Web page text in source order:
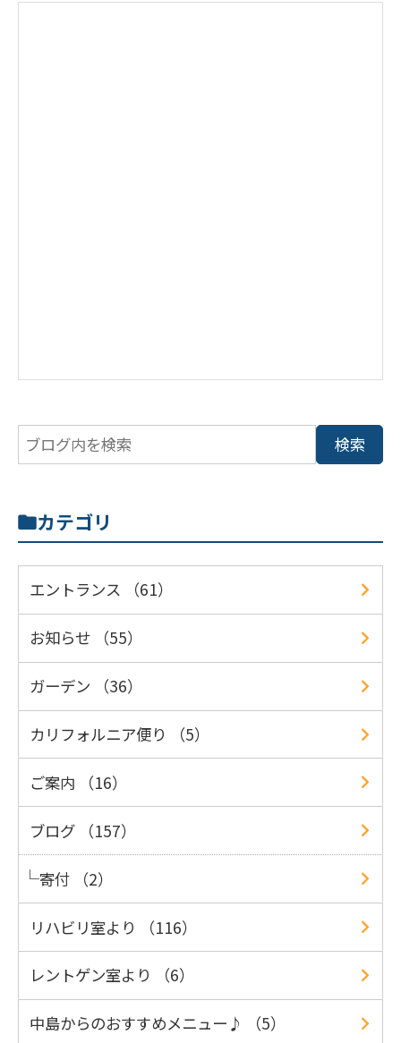
カテゴリ
エントランス （61）
お知らせ （55）
ガーデン （36）
カリフォルニア便り （5）
ご案内 （16）
ブログ （157）
寄付 （2）
リハビリ室より （116）
レントゲン室より （6）
中島からのおすすめメニュー♪ （5）